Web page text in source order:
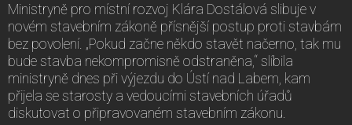
Ministryně pro místní rozvoj Klára Dostálová slibuje v
novém stavebním zákoně přísnější postup proti stavbám
bez povolení. „Pokud začne někdo stavět načerno, tak mu
bude stavba nekompromisně odstraněna,“ slíbila
ministryně dnes při výjezdu do Ústí nad Labem, kam
přijela se starosty a vedoucími stavebních úřadů
diskutovat o připravovaném stavebním zákonu.